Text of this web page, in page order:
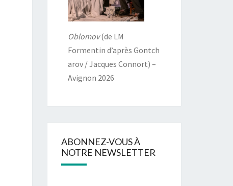
Oblomov(de LM
Formentin d’après Gontch
arov / Jacques Connort) –
Avignon 2026
ABONNEZ-VOUS À
NOTRE NEWSLETTER